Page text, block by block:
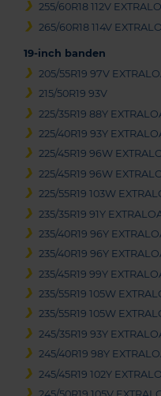
255/60R18 112V
265/60R18 114V
19-inch banden
205/55R19 97V
215/50R19 93V
225/35R19 88Y
225/40R19 93Y
225/45R19 96W
225/45R19 96W
225/55R19 103W
235/35R19 91Y
235/40R19 96Y
235/40R19 96Y
235/45R19 99Y
235/55R19 105W
235/55R19 105W
245/35R19 93Y
245/40R19 98Y
245/45R19 102Y